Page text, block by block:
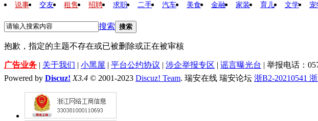
说事 交友 租售 招聘 求职 二手 汽车 美食 金融 家装 育儿 文学 宠
搜索 搜索
抱歉，指定的主题不存在或已被删除或正在被审核
广告业务 | 关于我们 | 小黑屋 | 平台公约协议 | 涉企举报专区 | 谣言曝光台 | 举报电话：
Powered by Discuz! X3.4 © 2001-2023 Discuz! Team. 瑞安在线 瑞安论坛 浙B2-20210541